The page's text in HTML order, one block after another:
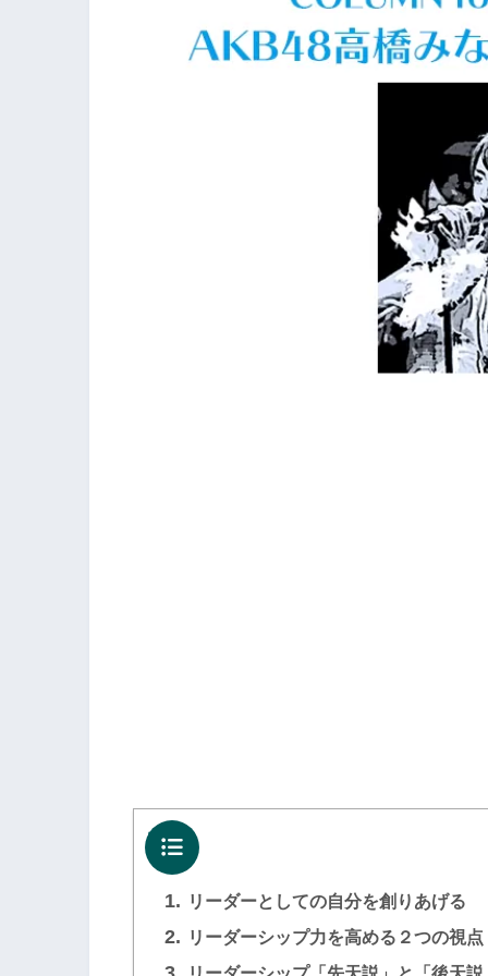
目次
1. リーダーとしての自分を創りあげる
2. リーダーシップ力を高める２つの視点